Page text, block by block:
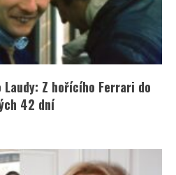
Z hořícího Ferrari do
42 dní